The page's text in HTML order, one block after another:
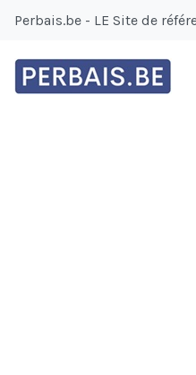
Perbais.be - LE Site de